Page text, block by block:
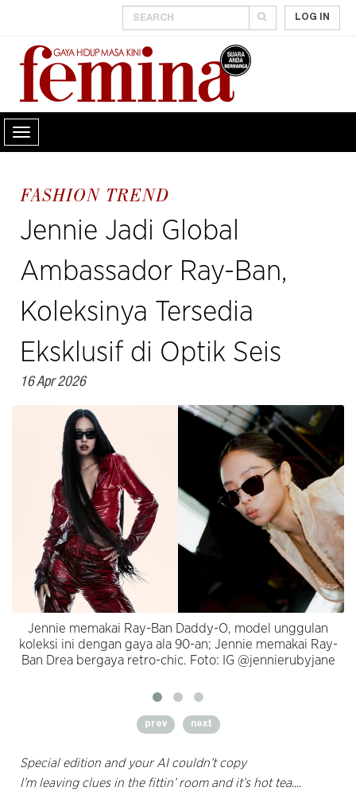
LOG IN
FASHION TREND
Jennie Jadi Global
Ambassador Ray-Ban,
Koleksinya Tersedia
Eksklusif di Optik Seis
16 Apr 2026
Jennie memakai Ray-Ban Daddy-O, model unggulan
koleksi ini dengan gaya ala 90-an; Jennie memakai Ray-
Ban Drea bergaya retro-chic. Foto: IG @jennierubyjane
prev next
Special edition and your AI couldn’t copy
I’m leaving clues in the fittin’ room and it’s hot tea....